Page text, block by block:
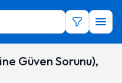
Güven Sorunu),